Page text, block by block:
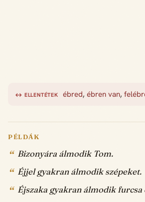
↔ ELLENTÉTEK ébred,ébren van,
PÉLDÁK
Bizonyára álmodik Tom.
Éjjel gyakran álmodik szépeket.
Éjszaka gyakran álmodik furcsa